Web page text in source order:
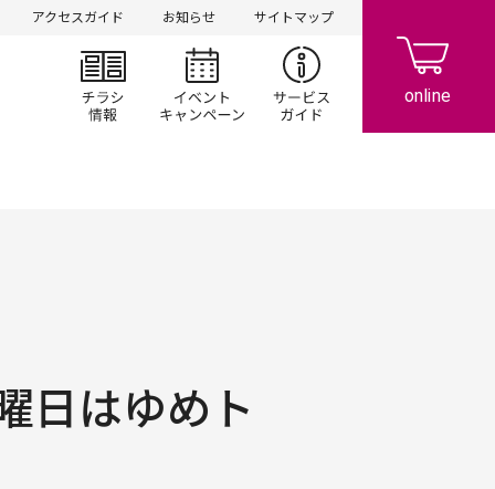
アクセスガイド お知らせ サイトマップ
チラシ情報 イベント/キャンペーン
サービスガイド
日はゆめト